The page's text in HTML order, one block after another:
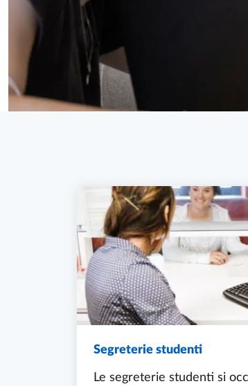
Segreterie studenti
Le segreterie studenti si